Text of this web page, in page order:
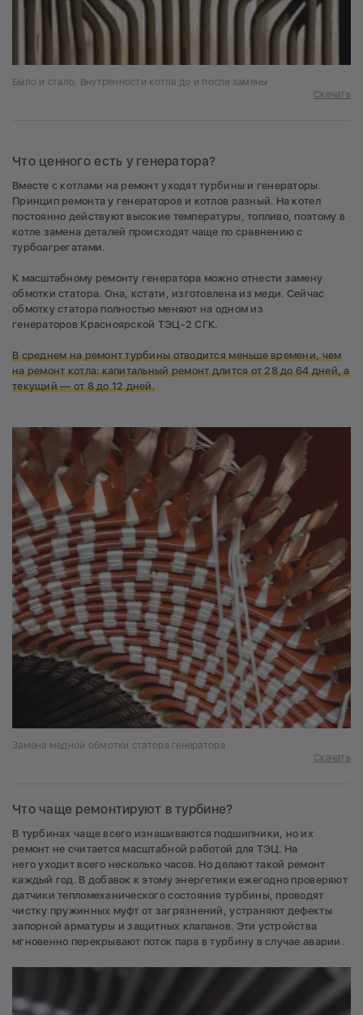
Было и стало. Внутренности котла до и после замены
Скачать
Что ценного есть у генератора?
Вместе с котлами на ремонт уходят турбины и генераторы.
Принцип ремонта у генераторов и котлов разный. На котел
постоянно действуют высокие температуры, топливо, поэтому в
котле замена деталей происходят чаще по сравнению с
турбоагрегатами.
К масштабному ремонту генератора можно отнести замену
обмотки статора. Она, кстати, изготовлена из меди. Сейчас
обмотку статора полностью меняют на одном из
генераторов Красноярской ТЭЦ-2 СГК.
В среднем на ремонт турбины отводится меньше времени, чем
на ремонт котла: капитальный ремонт длится от 28 до 64 дней, а
текущий — от 8 до 12 дней.
Замена медной обмотки статора генератора
Скачать
Что чаще ремонтируют в турбине?
В турбинах чаще всего изнашиваются подшипники, но их
ремонт не считается масштабной работой для ТЭЦ. На
него уходит всего несколько часов. Но делают такой ремонт
каждый год. В добавок к этому энергетики ежегодно проверяют
датчики тепломеханического состояния турбины, проводят
чистку пружинных муфт от загрязнений, устраняют дефекты
запорной арматуры и защитных клапанов. Эти устройства
мгновенно перекрывают поток пара в турбину в случае аварии.